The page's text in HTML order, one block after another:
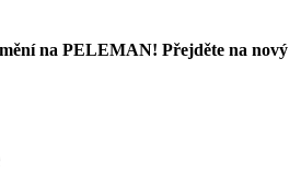
na PELEMAN! Přejděte na nový